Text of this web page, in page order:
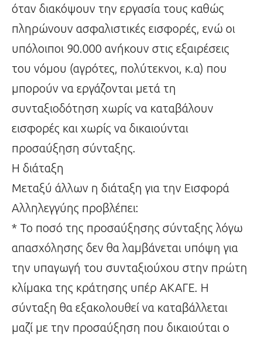
όταν διακόψουν την εργασία τους καθώς
πληρώνουν ασφαλιστικές εισφορές, ενώ οι
υπόλοιποι 90.000 ανήκουν στις εξαιρέσεις
του νόμου (αγρότες, πολύτεκνοι, κ.α) που
μπορούν να εργάζονται μετά τη
συνταξιοδότηση χωρίς να καταβάλουν
εισφορές και χωρίς να δικαιούνται
προσαύξηση σύνταξης.
Η διάταξη
Μεταξύ άλλων η διάταξη για την Εισφορά
Αλληλεγγύης προβλέπει:
* Το ποσό της προσαύξησης σύνταξης λόγω
απασχόλησης δεν θα λαμβάνεται υπόψη για
την υπαγωγή του συνταξιούχου στην πρώτη
κλίμακα της κράτησης υπέρ ΑΚΑΓΕ. Η
σύνταξη θα εξακολουθεί να καταβάλλεται
μαζί με την προσαύξηση που δικαιούται ο